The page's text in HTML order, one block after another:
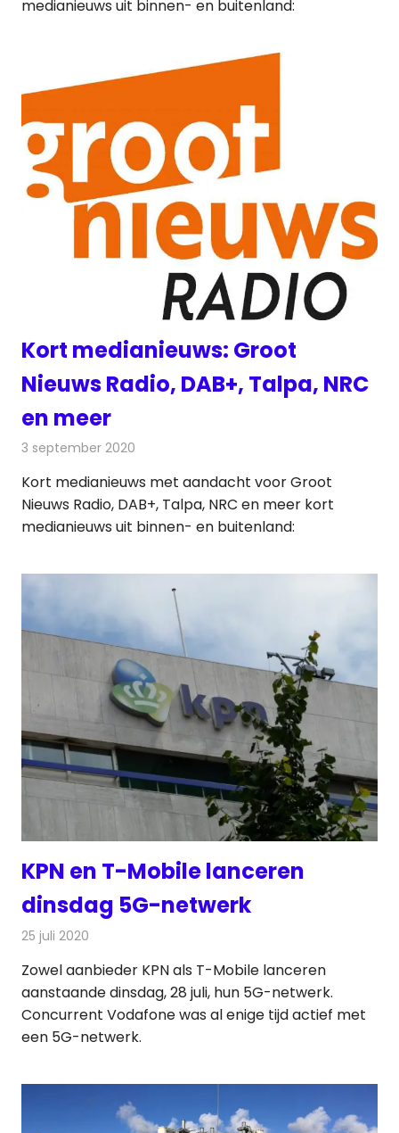
medianieuws uit binnen- en buitenland:
Kort medianieuws: Groot
Nieuws Radio, DAB+, Talpa, NRC
en meer
3 september 2020
Kort medianieuws met aandacht voor Groot
Nieuws Radio, DAB+, Talpa, NRC en meer kort
medianieuws uit binnen- en buitenland:
KPN en T-Mobile lanceren
dinsdag 5G-netwerk
25 juli 2020
Zowel aanbieder KPN als T-Mobile lanceren
aanstaande dinsdag, 28 juli, hun 5G-netwerk.
Concurrent Vodafone was al enige tijd actief met
een 5G-netwerk.